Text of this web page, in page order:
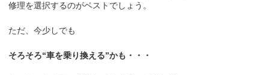
修理を選択するのがベストでしょう。
ただ、今少しでも
そろそろ“車を乗り換える”かも・・・